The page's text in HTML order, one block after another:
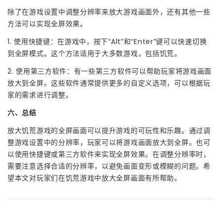
除了在游戏设置中调整分辨率来放大游戏画面外，还有其他一些
方法可以实现全屏效果。
1. 使用快捷键：在游戏中，按下“Alt”和“Enter”键可以快速切换
到全屏模式。这个方法适用于大多数游戏，包括饥荒。
2. 使用第三方软件：有一些第三方软件可以帮助玩家将游戏画面
放大到全屏。这些软件通常提供更多的自定义选项，可以根据玩
家的需求进行调整。
六、总结
放大饥荒游戏的全屏画面可以提升游戏的可玩性和乐趣。通过调
整游戏设置中的分辨率，玩家可以将游戏画面放大到全屏。也可
以使用快捷键或第三方软件来实现全屏效果。在调整分辨率时，
需要注意选择合适的分辨率，以避免画面变形或模糊的问题。希
望本文对玩家们在饥荒游戏中放大全屏画面有所帮助。